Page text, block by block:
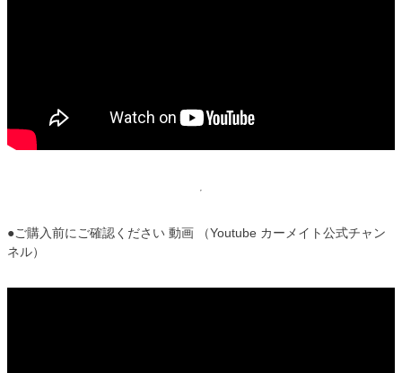
●ご購入前にご確認ください 動画 （Youtube カーメイト公式チャン
ネル）